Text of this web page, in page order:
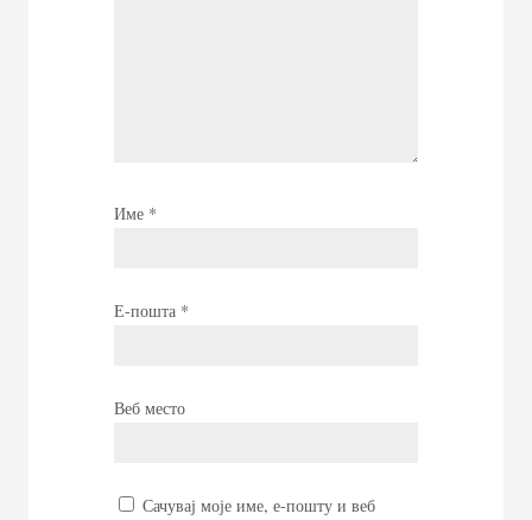
Име *
Е-пошта *
Веб место
Сачувај моје име, е-пошту и веб